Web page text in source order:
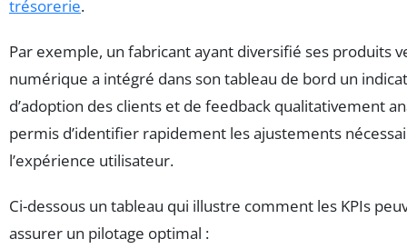
trésorerie.
Par exemple, un fabricant ayant diversifié ses produits
numérique a intégré dans son tableau de bord un
d’adoption des clients et de feedback qualitativement
permis d’identifier rapidement les ajustements
l’expérience utilisateur.
Ci-dessous un tableau qui illustre comment les KPIs
assurer un pilotage optimal :